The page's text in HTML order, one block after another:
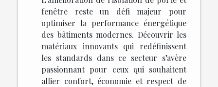
fenêtre reste un défi majeur pour
optimiser la performance énergétique
des bâtiments modernes. Découvrir les
matériaux innovants qui redéfinissent
les standards dans ce secteur s’avère
passionnant pour ceux qui souhaitent
allier confort, économie et respect de